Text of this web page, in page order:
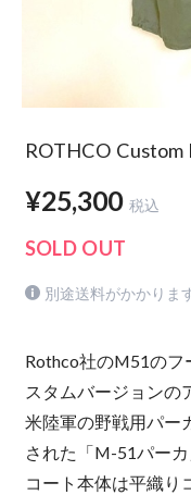
ROTHCO
¥25,300 税込
SOLD OUT
別途送料がかかりま
Rothco社のM51のフ
スタムバージョンの
米陸軍の野戦用パー
された「M-51パーカ
コート本体は平織り